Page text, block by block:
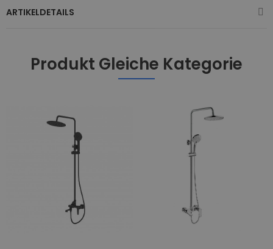
ARTIKELDETAILS
Produkt Gleiche Kategorie